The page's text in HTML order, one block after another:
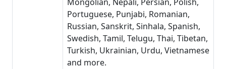
Mongolian, Nepali, Persian, Polish,
Portuguese, Punjabi, Romanian,
Russian, Sanskrit, Sinhala, Spanish,
Swedish, Tamil, Telugu, Thai, Tibetan,
Turkish, Ukrainian, Urdu, Vietnamese
and more.